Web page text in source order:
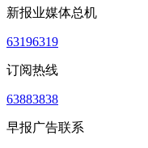
新报业媒体总机
63196319
订阅热线
63883838
早报广告联系